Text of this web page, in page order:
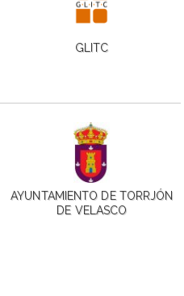
GLITC
AYUNTAMIENTO DE TORRJÓN
DE VELASCO